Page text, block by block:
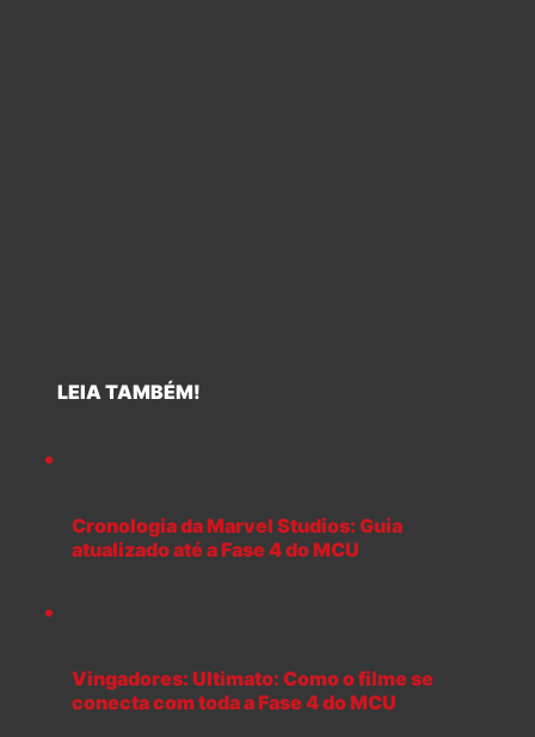
LEIA TAMBÉM!
Cronologia da Marvel Studios: Guia
atualizado até a Fase 4 do MCU
Vingadores: Ultimato: Como o filme se
conecta com toda a Fase 4 do MCU